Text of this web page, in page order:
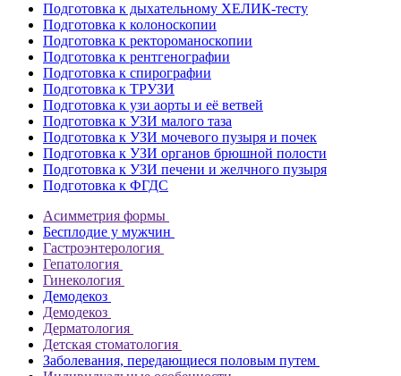
Подготовка к дыхательному ХЕЛИК-тесту
Подготовка к колоноскопии
Подготовка к ректороманоскопии
Подготовка к рентгенографии
Подготовка к спирографии
Подготовка к ТРУЗИ
Подготовка к узи аорты и её ветвей
Подготовка к УЗИ малого таза
Подготовка к УЗИ мочевого пузыря и почек
Подготовка к УЗИ органов брюшной полости
Подготовка к УЗИ печени и желчного пузыря
Подготовка к ФГДС
Асимметрия формы
Бесплодие у мужчин
Гастроэнтерология
Гепатология
Гинекология
Демодекоз
Демодекоз
Дерматология
Детская стоматология
Заболевания, передающиеся половым путем